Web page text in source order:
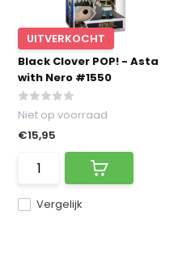
UITVERKOCHT
Black Clover POP! - Asta
with Nero #1550
Vergelijk
Niet op voorraad
€15,95